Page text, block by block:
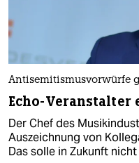
Antisemitismusvorwürfe
Echo-
Der Chef des
Auszeichnung von
Das solle in Zukunft